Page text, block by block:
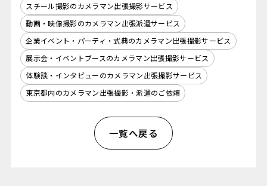
スチール撮影のカメラマン出張撮影サービス
動画・映像撮影のカメラマン出張派遣サービス
企業イベント・パーティ・式典のカメラマン出張撮影サービス
展示会・イベントブースのカメラマン出張撮影サービス
体験談・インタビューのカメラマン出張撮影サービス
東京都内のカメラマン出張撮影・派遣のご依頼
一覧へ戻る